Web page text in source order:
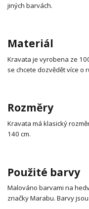
jiných barvách.
Materiál
Kravata je vyrobena ze
se chcete dozvědět více o
Rozměry
Kravata má klasický
140 cm.
Použité barvy
Malováno barvami na
značky Marabu. Barvy